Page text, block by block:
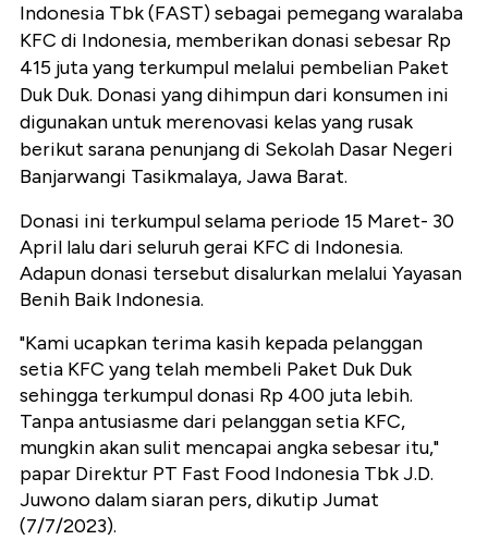
Indonesia Tbk (FAST) sebagai pemegang waralaba
KFC di Indonesia, memberikan donasi sebesar Rp
415 juta yang terkumpul melalui pembelian Paket
Duk Duk. Donasi yang dihimpun dari konsumen ini
digunakan untuk merenovasi kelas yang rusak
berikut sarana penunjang di Sekolah Dasar Negeri
Banjarwangi Tasikmalaya, Jawa Barat.
Donasi ini terkumpul selama periode 15 Maret- 30
April lalu dari seluruh gerai KFC di Indonesia.
Adapun donasi tersebut disalurkan melalui Yayasan
Benih Baik Indonesia.
"Kami ucapkan terima kasih kepada pelanggan
setia KFC yang telah membeli Paket Duk Duk
sehingga terkumpul donasi Rp 400 juta lebih.
Tanpa antusiasme dari pelanggan setia KFC,
mungkin akan sulit mencapai angka sebesar itu,"
papar Direktur PT Fast Food Indonesia Tbk J.D.
Juwono dalam siaran pers, dikutip Jumat
(7/7/2023).